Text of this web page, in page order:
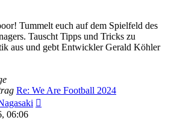
Tummelt euch auf dem Spielfeld des
Tauscht Tipps und Tricks zu
aus und gebt Entwickler Gerald Köhler
Re: We Are Football 2024
06:06